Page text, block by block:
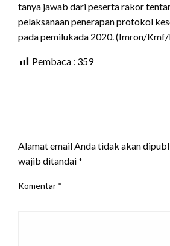
tanya jawab dari peserta rakor
pelaksanaan penerapan protokol
pada pemilukada 2020. (Imron/Kmf/
Pembaca : 359
Alamat email Anda tidak akan
wajib ditandai*
Komentar *